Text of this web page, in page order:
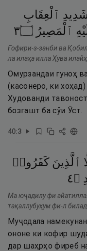
شَدِيدِ ٱلْعِقَابِ
ٱلْمَصِيرُ ۝٣
Ғофири-з-занби ва
ла илаҳа илла Ҳува
Омурзандаи гуноҳ
(касонеро, ки
Худованди
бозгашт ба сӯи Ӯст.
40:3
ٱلَّذِينَ كَفَرُوا۟
۝٤
Ма юҷадилу фи
тақаллубуҳум фи-л билад.
Муҷодала
ононе ки кофир
дар шаҳрҳо фиреб